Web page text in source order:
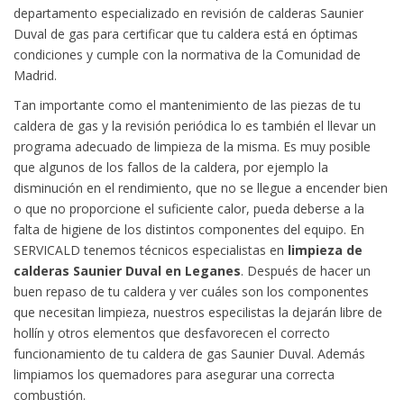
departamento especializado en revisión de calderas Saunier
Duval de gas para certificar que tu caldera está en óptimas
condiciones y cumple con la normativa de la Comunidad de
Madrid.
Tan importante como el mantenimiento de las piezas de tu
caldera de gas y la revisión periódica lo es también el llevar un
programa adecuado de limpieza de la misma. Es muy posible
que algunos de los fallos de la caldera, por ejemplo la
disminución en el rendimiento, que no se llegue a encender bien
o que no proporcione el suficiente calor, pueda deberse a la
falta de higiene de los distintos componentes del equipo. En
SERVICALD tenemos técnicos especialistas en limpieza de
calderas Saunier Duval en Leganes. Después de hacer un
buen repaso de tu caldera y ver cuáles son los componentes
que necesitan limpieza, nuestros especilistas la dejarán libre de
hollín y otros elementos que desfavorecen el correcto
funcionamiento de tu caldera de gas Saunier Duval. Además
limpiamos los quemadores para asegurar una correcta
combustión.